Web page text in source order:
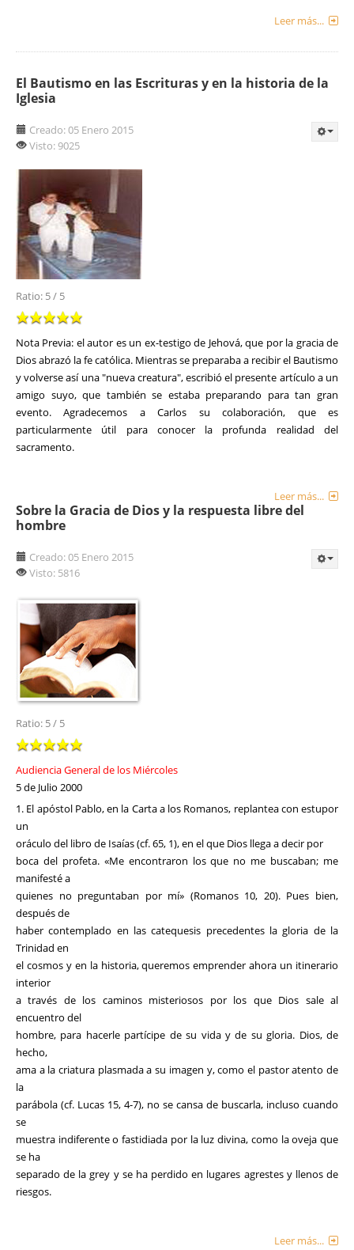
Leer más...
El Bautismo en las Escrituras y en la historia de la
Iglesia
Creado: 05 Enero 2015
Visto: 9025
Ratio: 5/ 5
Nota Previa: el autor es un ex-testigo de Jehová, que por la gracia de
Dios abrazó la fe católica. Mientras se preparaba a recibir el Bautismo
y volverse así una "nueva creatura", escribió el presente artículo a un
amigo suyo, que también se estaba preparando para tan gran
evento. Agradecemos a Carlos su colaboración, que es
particularmente útil para conocer la profunda realidad del
sacramento.
Leer más...
Sobre la Gracia de Dios y la respuesta libre del
hombre
Creado: 05 Enero 2015
Visto: 5816
Ratio: 5/ 5
Audiencia General de los Miércoles
5 de Julio 2000
1. El apóstol Pablo, en la Carta a los Romanos, replantea con estupor
un
oráculo del libro de Isaías (cf. 65, 1), en el que Dios llega a decir por
boca del profeta. «Me encontraron los que no me buscaban; me
manifesté a
quienes no preguntaban por mí» (Romanos 10, 20). Pues bien,
después de
haber contemplado en las catequesis precedentes la gloria de la
Trinidad en
el cosmos y en la historia, queremos emprender ahora un itinerario
interior
a través de los caminos misteriosos por los que Dios sale al
encuentro del
hombre, para hacerle partícipe de su vida y de su gloria. Dios, de
hecho,
ama a la criatura plasmada a su imagen y, como el pastor atento de
la
parábola (cf. Lucas 15, 4-7), no se cansa de buscarla, incluso cuando
se
muestra indiferente o fastidiada por la luz divina, como la oveja que
se ha
separado de la grey y se ha perdido en lugares agrestes y llenos de
riesgos.
Leer más...